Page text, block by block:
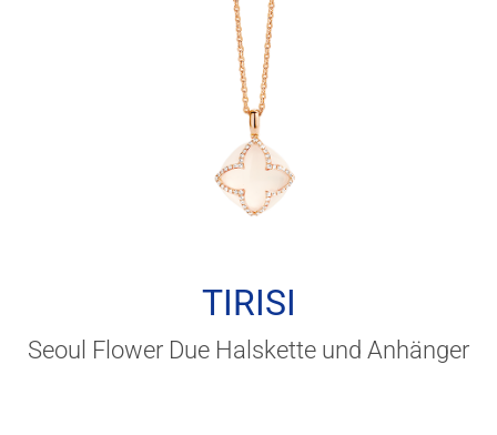
TIRISI
Seoul Flower Due Halskette und Anhänger